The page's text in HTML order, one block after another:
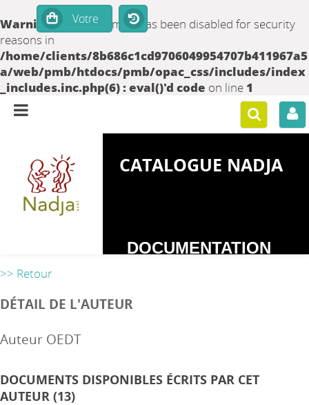
Warning: set_time_limit() has been disabled for security
reasons in
/home/clients/8b686c1cd9706049954707b411967a5
a/web/pmb/htdocs/pmb/opac_css/includes/index
_includes.inc.php(6) : eval()'d code on line 1
CATALOGUE NADJA
DOCUMENTATION
>> Retour
DÉTAIL DE L'AUTEUR
Auteur OEDT
DOCUMENTS DISPONIBLES ÉCRITS PAR CET
AUTEUR (13)